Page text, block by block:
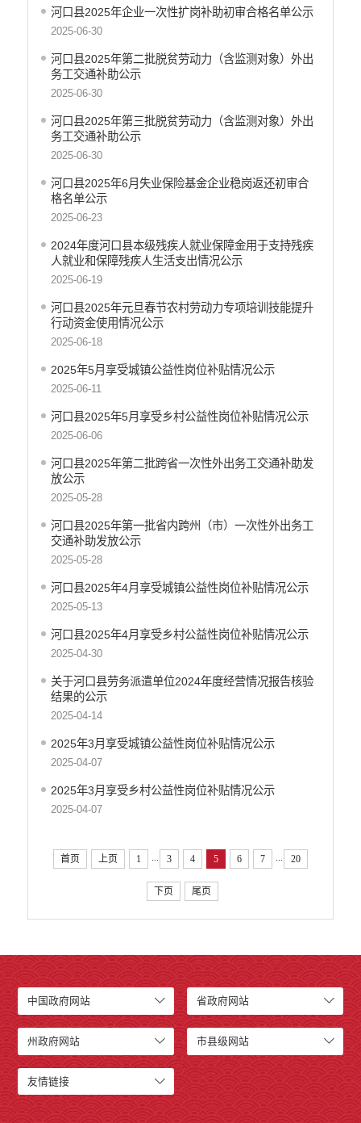
河口县2025年企业一次性扩岗补助初审合格名单公示
2025-06-30
河口县2025年第二批脱贫劳动力（含监测对象）外出
务工交通补助公示
2025-06-30
河口县2025年第三批脱贫劳动力（含监测对象）外出
务工交通补助公示
2025-06-30
河口县2025年6月失业保险基金企业稳岗返还初审合
格名单公示
2025-06-23
2024年度河口县本级残疾人就业保障金用于支持残疾
人就业和保障残疾人生活支出情况公示
2025-06-19
河口县2025年元旦春节农村劳动力专项培训技能提升
行动资金使用情况公示
2025-06-18
2025年5月享受城镇公益性岗位补贴情况公示
2025-06-11
河口县2025年5月享受乡村公益性岗位补贴情况公示
2025-06-06
河口县2025年第二批跨省一次性外出务工交通补助发
放公示
2025-05-28
河口县2025年第一批省内跨州（市）一次性外出务工
交通补助发放公示
2025-05-28
河口县2025年4月享受城镇公益性岗位补贴情况公示
2025-05-13
河口县2025年4月享受乡村公益性岗位补贴情况公示
2025-04-30
关于河口县劳务派遣单位2024年度经营情况报告核验
结果的公示
2025-04-14
2025年3月享受城镇公益性岗位补贴情况公示
2025-04-07
2025年3月享受乡村公益性岗位补贴情况公示
2025-04-07
首页 上页 1 ... 3 4 5 6 7 ... 20
下页 尾页
中国政府网站 省政府网站
州政府网站 市县级网站
友情链接